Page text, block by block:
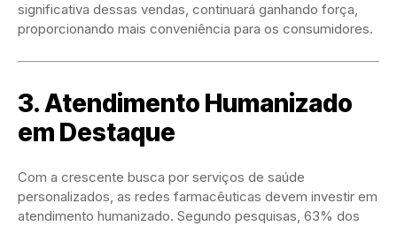
significativa dessas vendas, continuará ganhando força,
proporcionando mais conveniência para os consumidores.
3. Atendimento Humanizado
em Destaque
Com a crescente busca por serviços de saúde
personalizados, as redes farmacêuticas devem investir em
atendimento humanizado. Segundo pesquisas, 63% dos